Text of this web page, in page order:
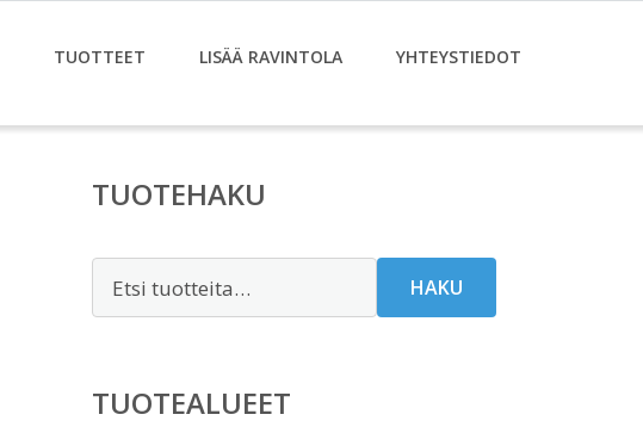
TUOTTEET LISÄÄ RAVINTOLA YHTEYSTIEDOT
TUOTEHAKU
HAKU
TUOTEALUEET